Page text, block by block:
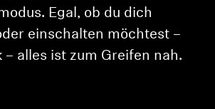
Egal, ob du dich
einschalten möchtest –
– alles ist zum Greifen nah.